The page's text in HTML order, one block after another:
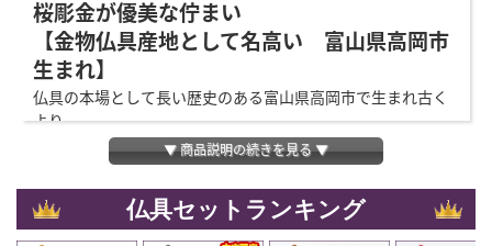
桜彫金が優美な佇まい
【金物仏具産地として名高い 富山県高岡市
生まれ】
仏具の本場として長い歴史のある富山県高岡市で生まれ古く
より
継承されてきた伝統の技と高度な鍛造技術により、美しく高
な仏具になります。
【重厚感ある真鍮製】
▼ 商品説明の続きを見る ▼
仏具セットランキング